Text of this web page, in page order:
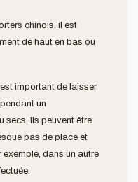
chinois, il est
de haut en bas ou
important de laisser
un
secs, ils peuvent être
pas de place et
dans un autre